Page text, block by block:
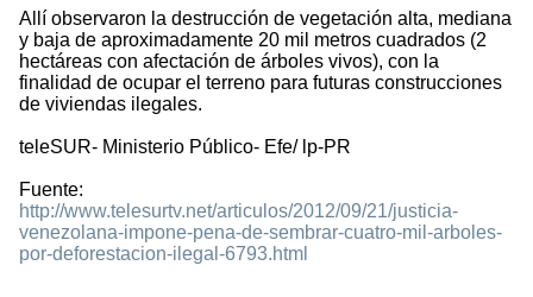
Allí observaron la destrucción de vegetación alta, mediana
y baja de aproximadamente 20 mil metros cuadrados (2
hectáreas con afectación de árboles vivos), con la
finalidad de ocupar el terreno para futuras construcciones
de viviendas ilegales.
teleSUR- Ministerio Público- Efe/ lp-PR
Fuente:
http://www.telesurtv.net/articulos/2012/09/21/justicia-
venezolana-impone-pena-de-sembrar-cuatro-mil-arboles-
por-deforestacion-ilegal-6793.html